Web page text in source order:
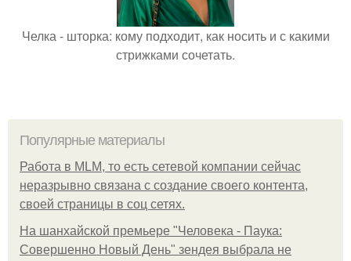
Челка - шторка: кому подходит, как носить и с какими
стрижками сочетать.
Популярные материалы
Работа в MLM, то есть сетевой компании сейчас
неразрывно связана с создание своего контента,
своей страницы в соц сетях.
На шанхайской премьере "Человека - Паука:
Совершенно Новый День" зендея выбрала не